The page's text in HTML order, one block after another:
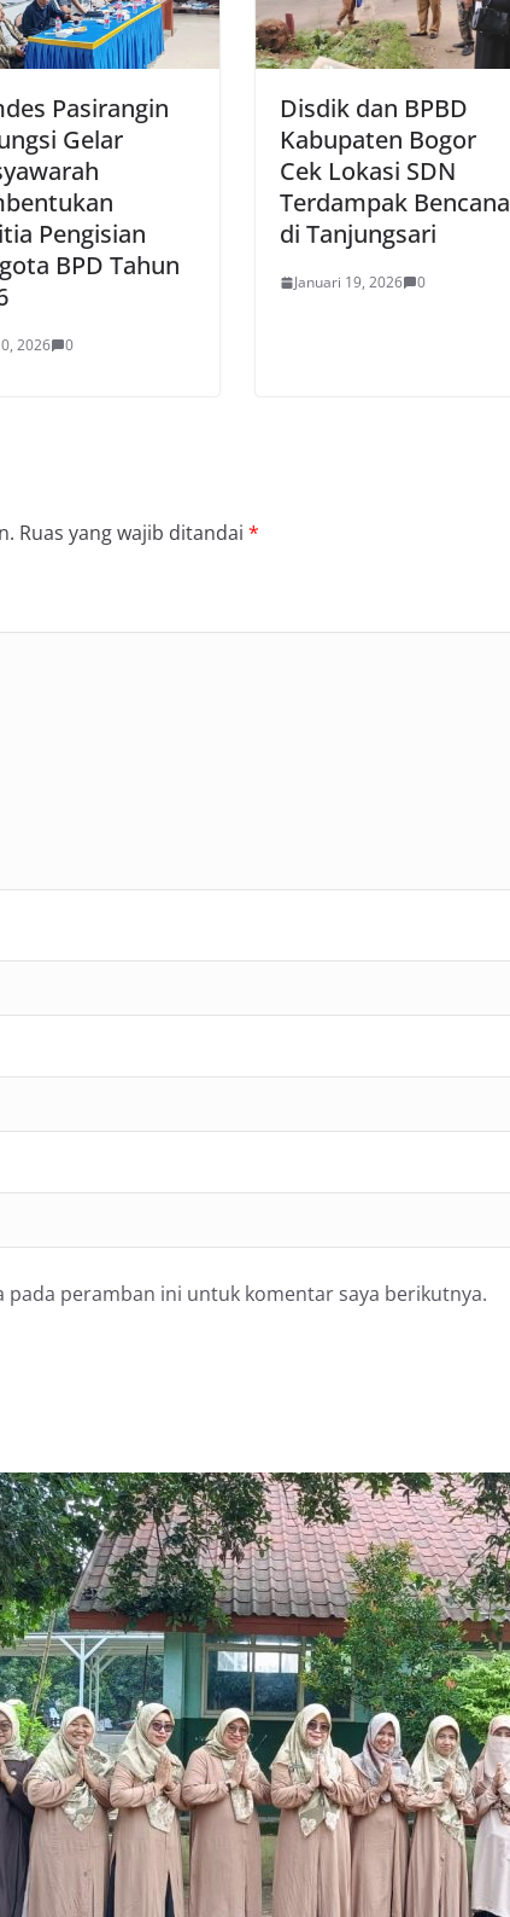
Pasirangin
Gelar
Pengisian
BPD Tahun
2026 0
Disdik dan BPBD
Kabupaten Bogor
Cek Lokasi SDN
Terdampak Bencana
di Tanjungsari
Januari 19, 2026 0
Ruas yang wajib ditandai *
pada peramban ini untuk komentar saya berikutnya.